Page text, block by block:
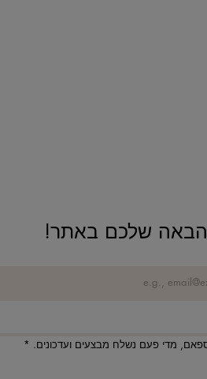
מדי פעם נשלח מבצעים ועדכונים. *